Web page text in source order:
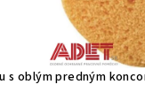
s oblým predným